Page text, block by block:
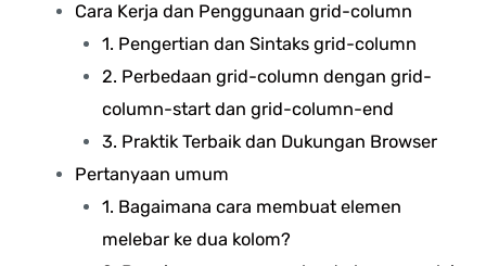
Cara Kerja dan Penggunaan grid-column
1. Pengertian dan Sintaks grid-column
2. Perbedaan grid-column dengan grid-
column-start dan grid-column-end
3. Praktik Terbaik dan Dukungan Browser
Pertanyaan umum
1. Bagaimana cara membuat elemen
melebar ke dua kolom?